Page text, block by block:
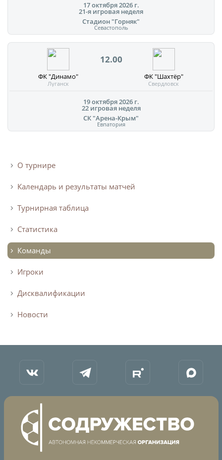
О турнире
Календарь и результаты матчей
Турнирная таблица
Статистика
Команды
Игроки
Дисквалификации
Новости
17 октября 2026 г.
21-я игровая неделя
Стадион "Горняк"
Севастополь
ФК "Динамо"
Луганск
ФК "Шахтёр"
Свердловск
12.00
19 октября 2026 г.
22 игровая неделя
СК "Арена-Крым"
Евпатория